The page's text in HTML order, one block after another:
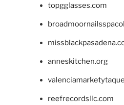
topgglasses.com
anneskitchen.org
reefrecordsllc.com